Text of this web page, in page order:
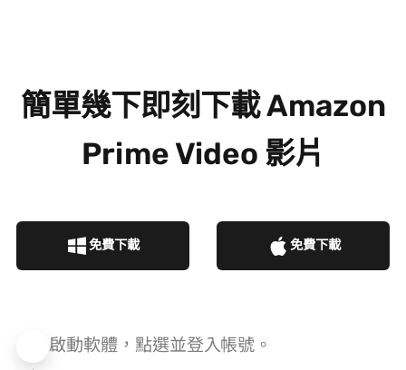
簡單幾下即刻下載 Amazon
Prime Video 影片
免費下載 免費下載
啟動軟體，點選並登入 Amazon Prime Video 帳號。